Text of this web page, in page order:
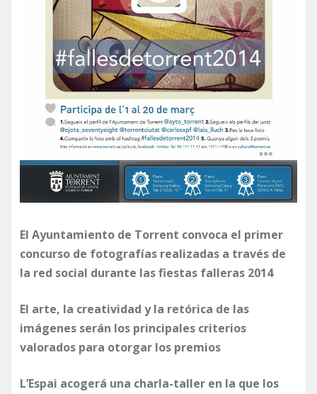
El Ayuntamiento de Torrent convoca el primer
concurso de fotografías realizadas a través de
la red social durante las fiestas falleras 2014
El arte, la creatividad y la retórica de las
imágenes serán los principales criterios
valorados para otorgar los premios
L’Espai acogerá una charla-taller en la que los